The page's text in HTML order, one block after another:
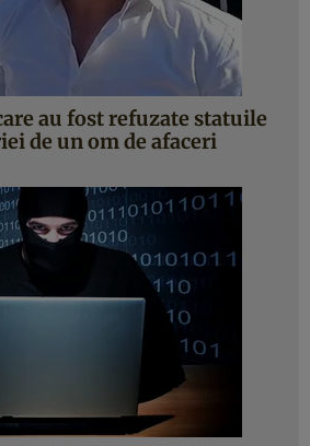
au fost refuzate statuile
de un om de afaceri